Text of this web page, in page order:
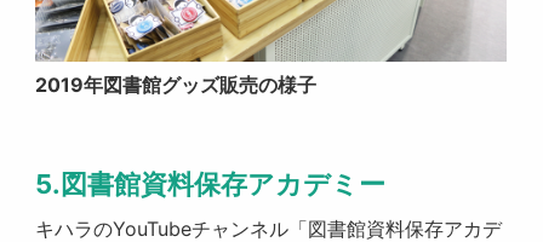
2019年図書館グッズ販売の様子
5.図書館資料保存アカデミー
キハラのYouTubeチャンネル「図書館資料保存アカデ